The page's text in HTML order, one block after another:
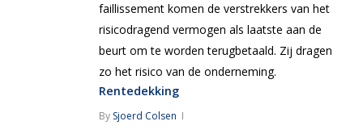
faillissement komen de verstrekkers van het
risicodragend vermogen als laatste aan de
beurt om te worden terugbetaald. Zij dragen
zo het risico van de onderneming.
Rentedekking
By Sjoerd Colsen